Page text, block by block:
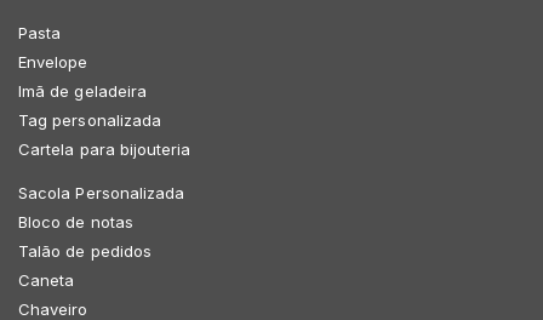
Pasta
Envelope
Imã de geladeira
Tag personalizada
Cartela para bijouteria
Sacola Personalizada
Bloco de notas
Talão de pedidos
Caneta
Chaveiro